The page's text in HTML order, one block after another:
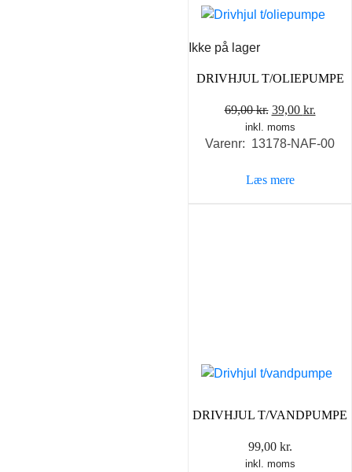
Ikke på lager
DRIVHJUL T/OLIEPUMPE
69,00kr. Den
oprindelige
pris
69,00 kr..
39,00 kr.
pris
inkl. moms
Varenr: 13178-NAF-00
Læs mere
DRIVHJUL T/VANDPUMPE
99,00 kr.
inkl. moms